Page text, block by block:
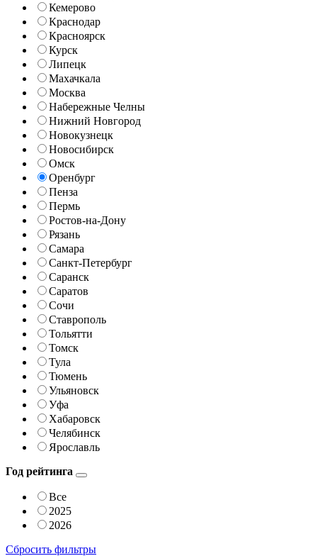
Кемерово
Краснодар
Красноярск
Курск
Липецк
Махачкала
Москва
Набережные Челны
Нижний Новгород
Новокузнецк
Новосибирск
Омск
Оренбург
Пенза
Пермь
Ростов-на-Дону
Рязань
Самара
Санкт-Петербург
Саранск
Саратов
Сочи
Ставрополь
Тольятти
Томск
Тула
Тюмень
Ульяновск
Уфа
Хабаровск
Челябинск
Ярославль
Год рейтинга
Все
2025
2026
Сбросить фильтры